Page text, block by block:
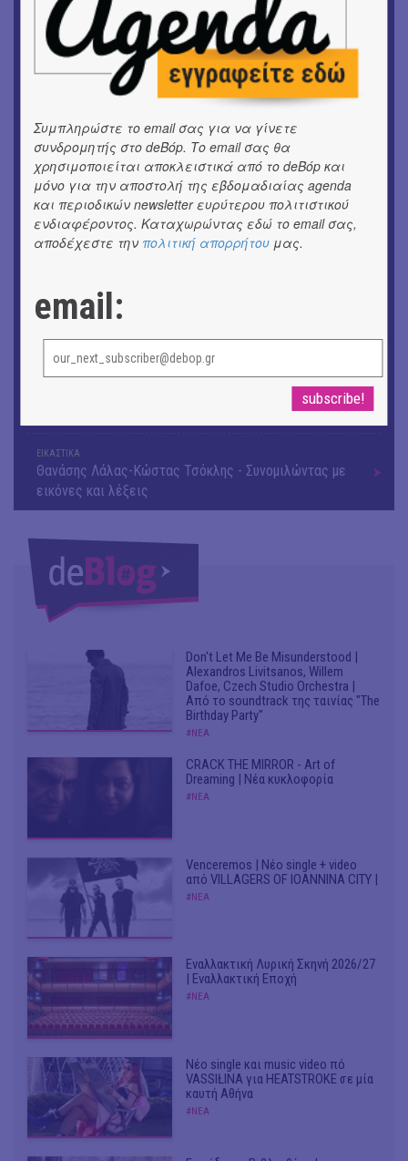
OUTDΟORS
ANILIO PARK FESTIVAL 2026
Το 6ο Kournos Music Festival στη Λήμνο
ΚΙΝ/ΦΟΣ
Κινηματογράφος με ελεύθερη είσοδο στη Δημοτική
Αγορά Κυψέλης
ΘΕΑΤΡΟ / ΧΟΡΟΣ
«ΑΗ ΛΑΟΣ» | Ένα σκηνικό ρέκβιεμ για την ήττα ενός
λαού
Ομαδική έκθεση | Προσωρινά για Πάντα
ΕΙΚΑΣΤΙΚΑ
Έκθεση φωτογραφίας: Ανδρίων έργα και ημέρες
ΕΙΚΑΣΤΙΚΑ
Θανάσης Λάλας-Κώστας Τσόκλης - Συνομιλώντας με
εικόνες και λέξεις
Don't Let Me Be Misunderstood |
Alexandros Livitsanos, Willem
Dafoe, Czech Studio Orchestra |
Από το soundtrack της ταινίας "The
Birthday Party"
#ΝΕΑ
CRACK THE MIRROR - Art of
Dreaming | Νέα κυκλοφορία
#ΝΕΑ
Venceremos | Νέο single + video
από VILLAGERS OF IOANNINA CITY |
#ΝΕΑ
Εναλλακτική Λυρική Σκηνή 2026/27
| Εναλλακτική Εποχή
#ΝΕΑ
Νέο single και music video πό
VASSIŁINA για HEATSTROKE σε μία
καυτή Αθήνα
#ΝΕΑ
Συμπληρώστε το email σας για να γίνετε
συνδρομητής στο deBόp. Το email σας θα
χρησιμοποιείται αποκλειστικά από το deBόp και
μόνο για την αποστολή της εβδομαδιαίας agenda
και περιοδικών newsletter ευρύτερου πολιτιστικού
ενδιαφέροντος. Καταχωρώντας εδώ το email σας,
αποδέχεστε την πολιτική απορρήτου μας.
email: